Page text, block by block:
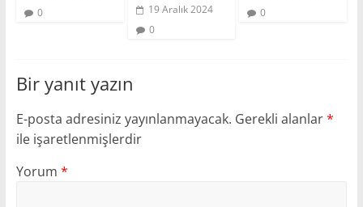
0
19 Aralık 2024
0
0
Bir yanıt yazın
E-posta adresiniz yayınlanmayacak. Gerekli alanlar*
ile işaretlenmişlerdir
Yorum *